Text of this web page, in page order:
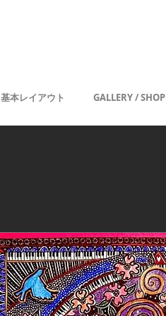
基本レイアウト GALLERY / SHOP